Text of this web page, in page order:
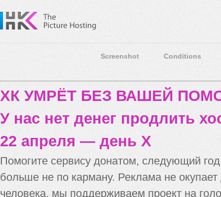
Screenshot Conditions
ХК УМРЁТ БЕЗ ВАШЕЙ
У нас нет денег продлить
22 апреля — день X
Помогите сервису донатом, следующий
больше не по карману. Реклама не
человека, мы поддерживаем проект на